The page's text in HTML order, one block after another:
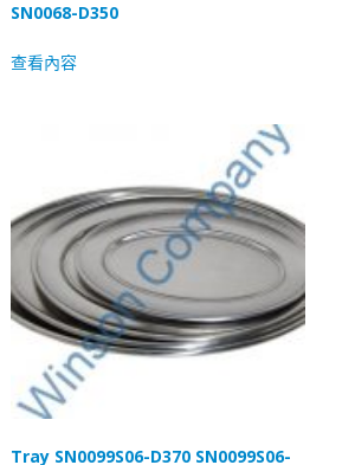
SN0068-D350
查看內容
Tray SN0099S06-D370 SN0099S06-